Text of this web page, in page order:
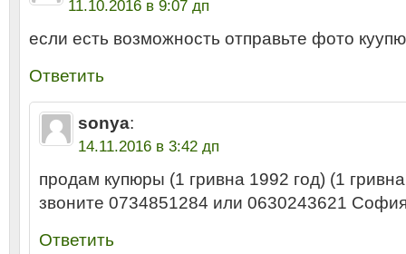
11.10.2016 в 9:07 дп
если есть возможность отправьте фото
Ответить
sonya:
14.11.2016 в 3:42 дп
продам купюры (1 гривна 1992 год) (1
звоните 0734851284 или 0630243621
Ответить